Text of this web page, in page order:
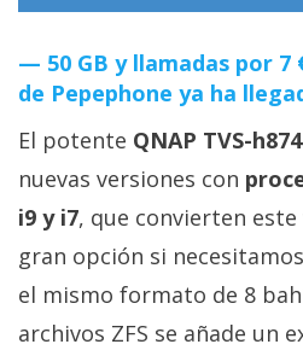
Sistemas
operativos
Profesional
+
Más
temas
50 GB y llamadas por
de Pepephone ya ha
El potente QNAP TVS-h874
nuevas versiones con
i9 y i7, que convierten
gran opción si
el mismo formato de 8
archivos ZFS se añade un